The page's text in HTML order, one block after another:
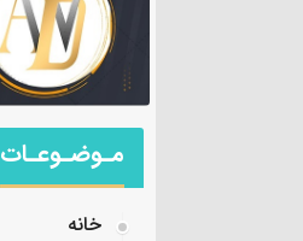
مـوضـوعـات
خانه